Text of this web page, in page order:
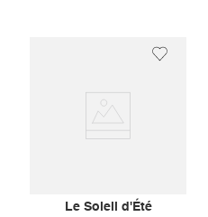
Le Soleil d'Été